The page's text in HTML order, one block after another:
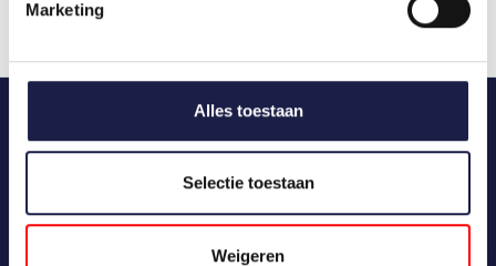
Marketing
Alles toestaan
Selectie toestaan
Weigeren